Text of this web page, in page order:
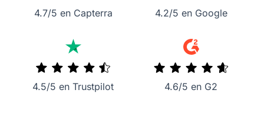
4.7/5 en Capterra 4.2/5 en Google
4.5/5 en Trustpilot 4.6/5 en G2